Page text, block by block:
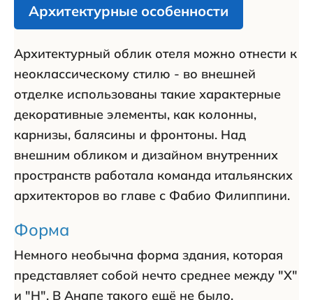
Архитектурные особенности
Архитектурный облик отеля можно отнести к
неоклассическому стилю - во внешней
отделке использованы такие характерные
декоративные элементы, как колонны,
карнизы, балясины и фронтоны. Над
внешним обликом и дизайном внутренних
пространств работала команда итальянских
архитекторов во главе с Фабио Филиппини.
Форма
Немного необычна форма здания, которая
представляет собой нечто среднее между "Х"
и "Н". В Анапе такого ещё не было.